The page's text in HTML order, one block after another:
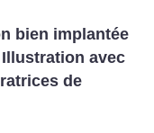
bien implantée
avec
de